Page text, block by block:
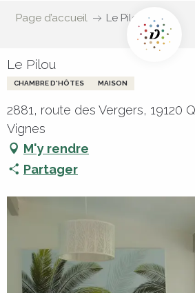
Page d’accueil Le Pilou
Le Pilou
CHAMBRE D'HÔTES MAISON
2881, route des Vergers, 19120
Vignes
M'y rendre
Partager